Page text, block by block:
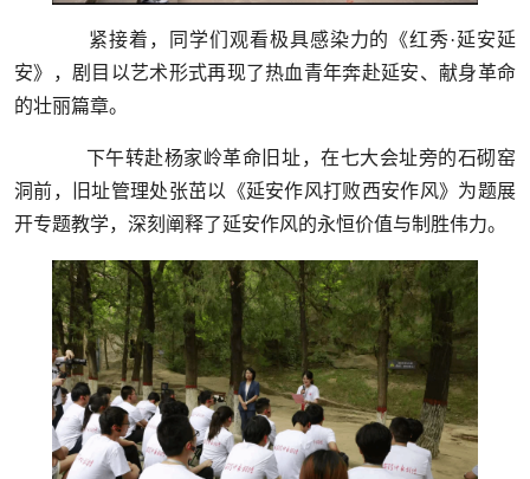
紧接着，同学们观看极具感染力的《红秀·延安延
安》，剧目以艺术形式再现了热血青年奔赴延安、献身革命
的壮丽篇章。
下午转赴杨家岭革命旧址，在七大会址旁的石砌窑
洞前，旧址管理处张茁以《延安作风打败西安作风》为题展
开专题教学，深刻阐释了延安作风的永恒价值与制胜伟力。